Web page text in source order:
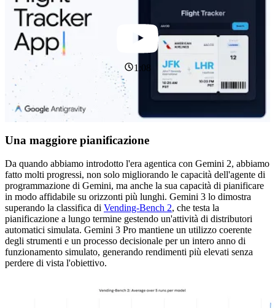
1:08
Una maggiore pianificazione
Da quando abbiamo introdotto l'era agentica con Gemini 2, abbiamo
fatto molti progressi, non solo migliorando le capacità dell'agente di
programmazione di Gemini, ma anche la sua capacità di pianificare
in modo affidabile su orizzonti più lunghi. Gemini 3 lo dimostra
superando la classifica di Vending-Bench 2, che testa la
pianificazione a lungo termine gestendo un'attività di distributori
automatici simulata. Gemini 3 Pro mantiene un utilizzo coerente
degli strumenti e un processo decisionale per un intero anno di
funzionamento simulato, generando rendimenti più elevati senza
perdere di vista l'obiettivo.